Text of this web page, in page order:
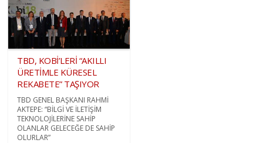
TBD, KOBİ’LERİ “AKILLI
ÜRETİMLE KÜRESEL
REKABETE” TAŞIYOR
TBD GENEL BAŞKANI RAHMİ
AKTEPE: “BİLGİ VE İLETİŞİM
TEKNOLOJİLERİNE SAHİP
OLANLAR GELECEĞE DE SAHİP
OLURLAR”